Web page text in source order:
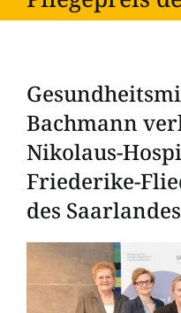
Bachmann
Nikolaus-
Friederike-
des Saarlandes
Zeige
grösseres
Bild